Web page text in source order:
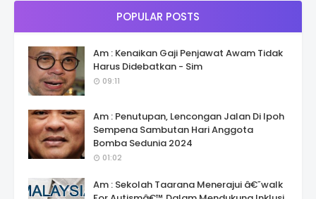
POPULAR POSTS
Am : Kenaikan Gaji Penjawat Awam Tidak
Harus Didebatkan - Sim
09:11
Am : Penutupan, Lencongan Jalan Di Ipoh
Sempena Sambutan Hari Anggota
Bomba Sedunia 2024
01:02
Am : Sekolah Taarana Menerajui â€˜walk